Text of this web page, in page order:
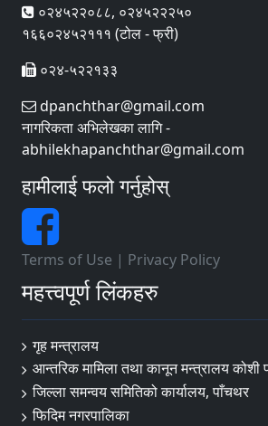
०२४५२२०८८, ०२४५२२२५०
१६६०२४५२१११ (टोल - फ्री)
०२४-५२२१३३
dpanchthar@gmail.com
नागरिकता अभिलेखका लागि -
abhilekhapanchthar@gmail.com
हामीलाई फलो गर्नुहोस्
Terms of Use | Privacy Policy
महत्त्वपूर्ण लिंकहरु
गृह मन्त्रालय
आन्तरिक मामिला तथा कानून मन्त्रालय कोशी
जिल्ला समन्वय समितिको कार्यालय, पाँचथर
फिदिम नगरपालिका